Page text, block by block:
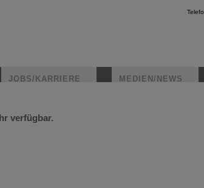
JOBS/KARRIERE MEDIEN/NEWS
verfügbar.